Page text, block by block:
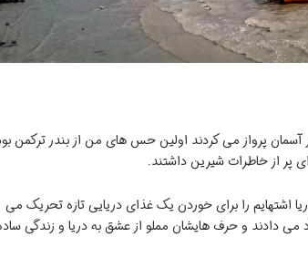
پرواز می کردند اولین حس های من از بندر ترکمن
پر از خاطرات شیرین داشتند.
اشتهایم را برای خوردن یک غذای دریایی تازه تحریک می
می دادند و حرف هایشان مملو از عشق به دریا و زندگی